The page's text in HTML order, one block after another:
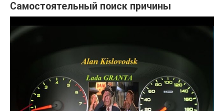
Самостоятельный поиск причины